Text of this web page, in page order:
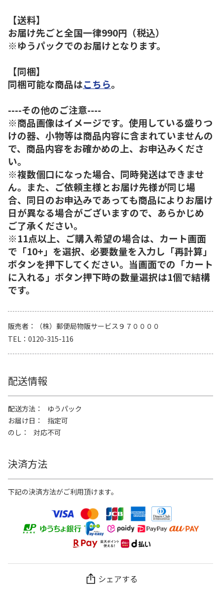
【送料】
お届け先ごと全国一律990円（税込）
※ゆうパックでのお届けとなります。
【同梱】
同梱可能な商品はこちら。
----その他のご注意----
※商品画像はイメージです。使用している盛りつ
けの器、小物等は商品内容に含まれていませんの
で、商品内容をお確かめの上、お申込みくださ
い。
※複数個口になった場合、同時発送はできませ
ん。また、ご依頼主様とお届け先様が同じ場
合、同日のお申込みであっても商品によりお届け
日が異なる場合がございますので、あらかじめ
ご了承ください。
※11点以上、ご購入希望の場合は、カート画面
で「10+」を選択、必要数量を入力し「再計算」
ボタンを押下してください。当画面での「カート
に入れる」ボタン押下時の数量選択は1個で結構
です。
販売者
（株）郵便局物販サービス９７００００
TEL
0120-315-116
配送情報
配送方法
ゆうパック
お届け日
指定可
のし
対応不可
決済方法
下記の決済方法がご利用頂けます。
シェアする